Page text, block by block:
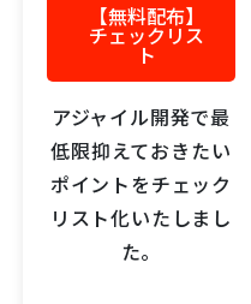
【無料配布】
チェックリス
ト
アジャイル開発で最
低限抑えておきたい
ポイントをチェック
リスト化いたしまし
た。